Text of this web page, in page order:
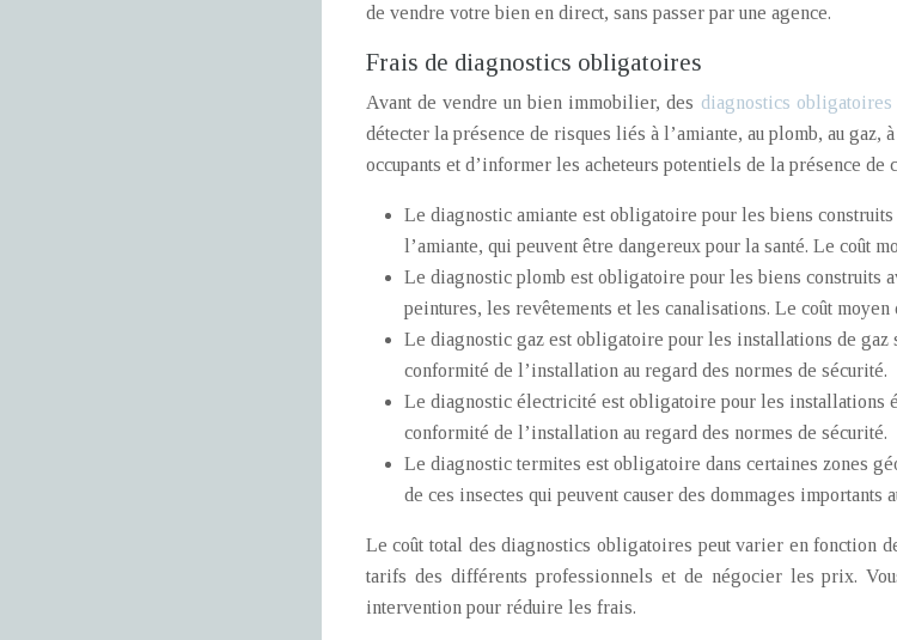
de vendre votre bien en direct, sans passer par une agence.
Frais de diagnostics obligatoires
Avant de vendre un bien immobilier, des diagnostics obligatoires
détecter la présence de risques liés à l’amiante, au plomb, au
occupants et d’informer les acheteurs potentiels de la présence de
Le diagnostic amiante est obligatoire pour les biens
l’amiante, qui peuvent être dangereux pour la santé. Le coût
Le diagnostic plomb est obligatoire pour les biens construits
peintures, les revêtements et les canalisations. Le coût
Le diagnostic gaz est obligatoire pour les installations de
conformité de l’installation au regard des normes de sécurité.
Le diagnostic électricité est obligatoire pour les installations
conformité de l’installation au regard des normes de sécurité.
Le diagnostic termites est obligatoire dans certaines zones
de ces insectes qui peuvent causer des dommages importants
Le coût total des diagnostics obligatoires peut varier en fonction
tarifs des différents professionnels et de négocier les prix.
intervention pour réduire les frais.